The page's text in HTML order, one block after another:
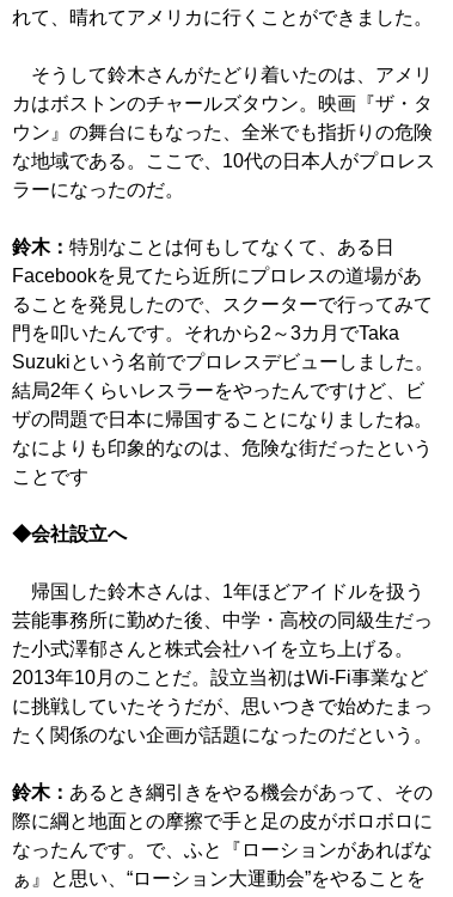
れて、晴れてアメリカに行くことができました。
そうして鈴木さんがたどり着いたのは、アメリ
カはボストンのチャールズタウン。映画『ザ・タ
ウン』の舞台にもなった、全米でも指折りの危険
な地域である。ここで、10代の日本人がプロレス
ラーになったのだ。
鈴木： 特別なことは何もしてなくて、ある日
Facebookを見てたら近所にプロレスの道場があ
ることを発見したので、スクーターで行ってみて
門を叩いたんです。それから2～3カ月でTaka
Suzukiという名前でプロレスデビューしました。
結局2年くらいレスラーをやったんですけど、ビ
ザの問題で日本に帰国することになりましたね。
なによりも印象的なのは、危険な街だったという
ことです
◆会社設立へ
帰国した鈴木さんは、1年ほどアイドルを扱う
芸能事務所に勤めた後、中学・高校の同級生だっ
た小式澤郁さんと株式会社ハイを立ち上げる。
2013年10月のことだ。設立当初はWi‐Fi事業など
に挑戦していたそうだが、思いつきで始めたまっ
たく関係のない企画が話題になったのだという。
鈴木： あるとき綱引きをやる機会があって、その
際に綱と地面との摩擦で手と足の皮がボロボロに
なったんです。で、ふと『ローションがあればな
ぁ』と思い、“ローション大運動会”をやることを